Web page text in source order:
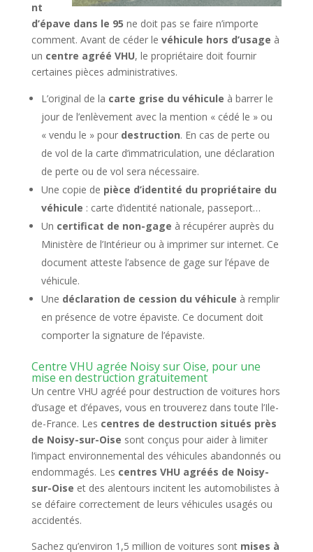
nt
d’épave dans le 95 ne doit pas se faire n’importe
comment. Avant de céder le véhicule hors d’usage à
un centre agréé VHU, le propriétaire doit fournir
certaines pièces administratives.
L’original de la carte grise du véhicule à barrer le
jour de l’enlèvement avec la mention « cédé le » ou
« vendu le » pour destruction. En cas de perte ou
de vol de la carte d’immatriculation, une déclaration
de perte ou de vol sera nécessaire.
Une copie de pièce d’identité du propriétaire du
véhicule : carte d’identité nationale, passeport…
Un certificat de non-gage à récupérer auprès du
Ministère de l’Intérieur ou à imprimer sur internet. Ce
document atteste l’absence de gage sur l’épave de
véhicule.
Une déclaration de cession du véhicule à remplir
en présence de votre épaviste. Ce document doit
comporter la signature de l’épaviste.
Centre VHU agrée Noisy sur Oise, pour une
mise en destruction gratuitement
Un centre VHU agréé pour destruction de voitures hors
d’usage et d’épaves, vous en trouverez dans toute l’Ile-
de-France. Les centres de destruction situés près
de Noisy-sur-Oise sont conçus pour aider à limiter
l’impact environnemental des véhicules abandonnés ou
endommagés. Les centres VHU agréés de Noisy-
sur-Oise et des alentours incitent les automobilistes à
se défaire correctement de leurs véhicules usagés ou
accidentés.
Sachez qu’environ 1,5 million de voitures sont mises à